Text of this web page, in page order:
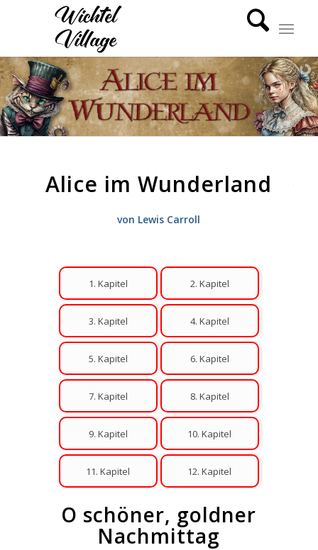
Alice im Wunderland
von Lewis Carroll
1. Kapitel 2. Kapitel
3. Kapitel 4. Kapitel
5. Kapitel 6. Kapitel
7. Kapitel 8. Kapitel
9. Kapitel 10. Kapitel
11. Kapitel 12. Kapitel
O schöner, goldner
Nachmittag